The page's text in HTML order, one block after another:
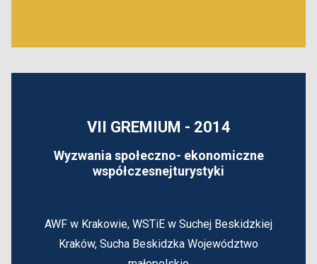
VII GREMIUM - 2014
Wyzwania społeczno- ekonomiczne
współczesnejturystyki
AWF w Krakowie, WSTiE w Suchej Beskidzkiej
Kraków, Sucha Beskidzka Województwo